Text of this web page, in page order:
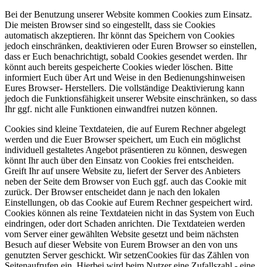
Bei der Benutzung unserer Website kommen Cookies zum Einsatz.
Die meisten Browser sind so eingestellt, dass sie Cookies
automatisch akzeptieren. Ihr könnt das Speichern von Cookies
jedoch einschränken, deaktivieren oder Euren Browser so einstellen,
dass er Euch benachrichtigt, sobald Cookies gesendet werden. Ihr
könnt auch bereits gespeicherte Cookies wieder löschen. Bitte
informiert Euch über Art und Weise in den Bedienungshinweisen
Eures Browser- Herstellers. Die vollständige Deaktivierung kann
jedoch die Funktionsfähigkeit unserer Website einschränken, so dass
Ihr ggf. nicht alle Funktionen einwandfrei nutzen können.
Cookies sind kleine Textdateien, die auf Eurem Rechner abgelegt
werden und die Euer Browser speichert, um Euch ein möglichst
individuell gestaltetes Angebot präsentieren zu können, deswegen
könnt Ihr auch über den Einsatz von Cookies frei entscheiden.
Greift Ihr auf unsere Website zu, liefert der Server des Anbieters
neben der Seite dem Browser von Euch ggf. auch das Cookie mit
zurück. Der Browser entscheidet dann je nach den lokalen
Einstellungen, ob das Cookie auf Eurem Rechner gespeichert wird.
Cookies können als reine Textdateien nicht in das System von Euch
eindringen, oder dort Schaden anrichten. Die Textdateien werden
vom Server einer gewählten Website gesetzt und beim nächsten
Besuch auf dieser Website von Eurem Browser an den von uns
genutzten Server geschickt. Wir setzenCookies für das Zählen von